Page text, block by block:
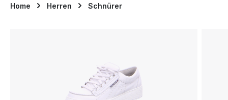
Home Herren Schnürer